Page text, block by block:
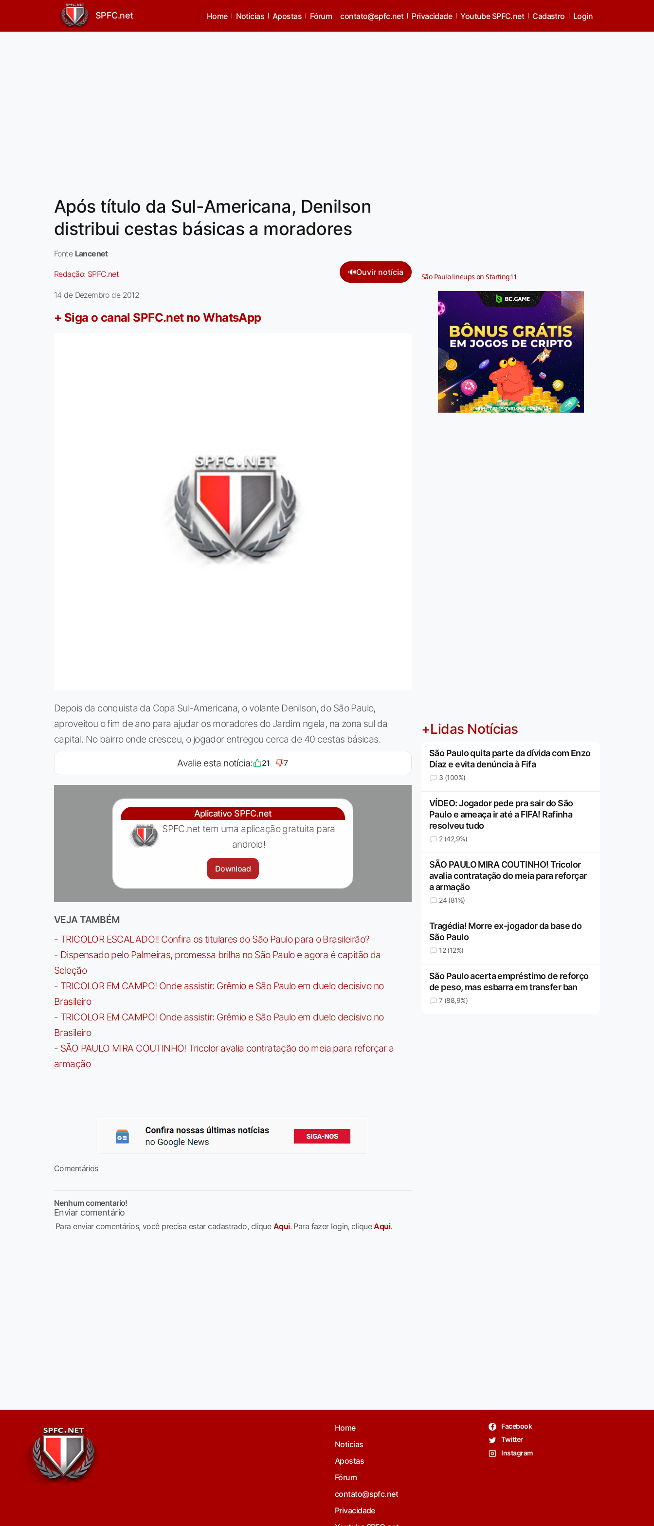
SPFC.net Home Noticias Apostas Fórum contato@spfc.net Privacidade Youtube SPFC.net Cadastro Login
Após título da Sul-Americana, Denilson
distribui cestas básicas a moradores
Fonte Lancenet
Redação: SPFC.net 🔊Ouvir notícia
14 de Dezembro de 2012
+ Siga o canal SPFC.net no WhatsApp
Depois da conquista da Copa Sul-Americana, o volante Denilson, do São Paulo,
aproveitou o fim de ano para ajudar os moradores do Jardim ngela, na zona sul da
capital. No bairro onde cresceu, o jogador entregou cerca de 40 cestas básicas.
Avalie esta notícia: 21 7
Aplicativo SPFC.net
SPFC.net tem uma aplicação gratuita para
android!
Download
VEJA TAMBÉM
- TRICOLOR ESCALADO!! Confira os titulares do São Paulo para o Brasileirão?
- Dispensado pelo Palmeiras, promessa brilha no São Paulo e agora é capitão da
Seleção
- TRICOLOR EM CAMPO! Onde assistir: Grêmio e São Paulo em duelo decisivo no
Brasileiro
- TRICOLOR EM CAMPO! Onde assistir: Grêmio e São Paulo em duelo decisivo no
Brasileiro
- SÃO PAULO MIRA COUTINHO! Tricolor avalia contratação do meia para reforçar a
armação
Comentários
Nenhum comentario!
Enviar comentário
Para enviar comentários, você precisa estar cadastrado, clique Aqui. Para fazer login, cliqueAqui.
São Paulo lineups on Starting11
Jogue com responsabilidade. 18+
+Lidas Notícias
São Paulo quita parte da dívida com Enzo
Díaz e evita denúncia à Fifa
3 (100%)
VÍDEO: Jogador pede pra sair do São
Paulo e ameaça ir até a FIFA! Rafinha
resolveu tudo
2 (42,9%)
SÃO PAULO MIRA COUTINHO! Tricolor
avalia contratação do meia para reforçar
a armação
24 (81%)
Tragédia! Morre ex-jogador da base do
São Paulo
12 (12%)
São Paulo acerta empréstimo de reforço
de peso, mas esbarra em transfer ban
7 (88,9%)
Home
Noticias
Apostas
Fórum
contato@spfc.net
Privacidade
Facebook
Twitter
Instagram